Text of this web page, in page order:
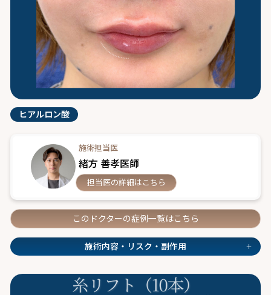
ヒアルロン酸
施術担当医
緒方 善孝医師
担当医の詳細はこちら
このドクターの症例一覧はこちら
施術内容・リスク・副作用 +